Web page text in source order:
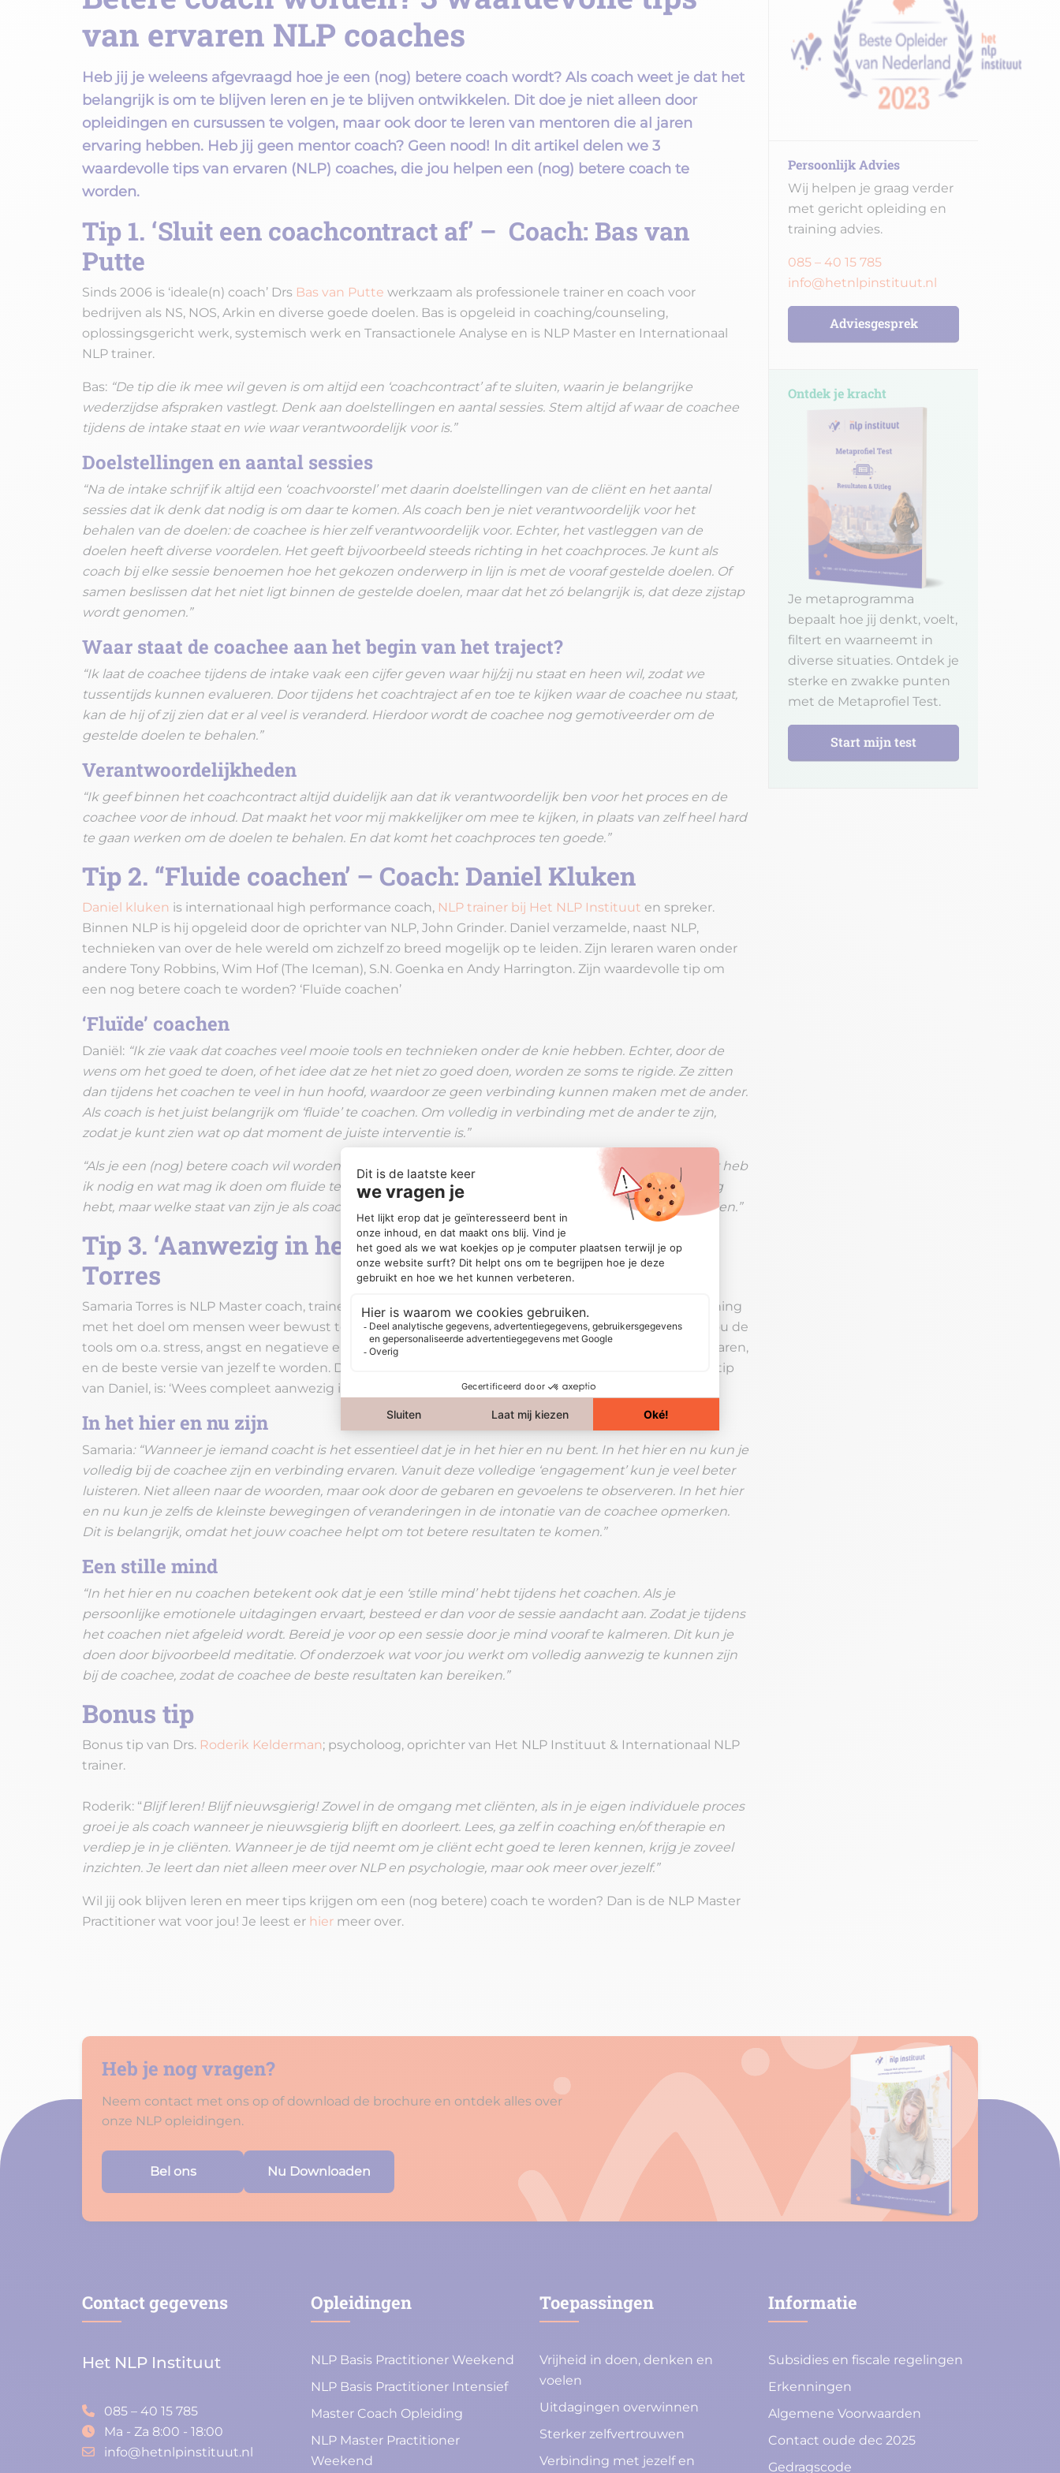
van ervaren NLP coaches
Heb jij je weleens afgevraagd hoe je een (nog) betere coach wordt? Als coach weet je dat het
belangrijk is om te blijven leren en je te blijven ontwikkelen. Dit doe je niet alleen door
opleidingen en cursussen te volgen, maar ook door te leren van mentoren die al jaren
ervaring hebben. Heb jij geen mentor coach? Geen nood! In dit artikel delen we 3
waardevolle tips van ervaren (NLP) coaches, die jou helpen een (nog) betere coach te
worden.
Tip 1. ‘Sluit een coachcontract af’ – Coach: Bas van
Putte
Sinds 2006 is ‘ideale(n) coach’ Drs Bas van Putte werkzaam als professionele trainer en coach voor
bedrijven als NS, NOS, Arkin en diverse goede doelen. Bas is opgeleid in coaching/counseling,
oplossingsgericht werk, systemisch werk en Transactionele Analyse en is NLP Master en Internationaal
NLP trainer.
Bas: “De tip die ik mee wil geven is om altijd een ‘coachcontract’ af te sluiten, waarin je belangrijke
wederzijdse afspraken vastlegt. Denk aan doelstellingen en aantal sessies. Stem altijd af waar de coachee
tijdens de intake staat en wie waar verantwoordelijk voor is.”
Doelstellingen en aantal sessies
“Na de intake schrijf ik altijd een ‘coachvoorstel’ met daarin doelstellingen van de cliënt en het aantal
sessies dat ik denk dat nodig is om daar te komen. Als coach ben je niet verantwoordelijk voor het
behalen van de doelen: de coachee is hier zelf verantwoordelijk voor. Echter, het vastleggen van de
doelen heeft diverse voordelen. Het geeft bijvoorbeeld steeds richting in het coachproces. Je kunt als
coach bij elke sessie benoemen hoe het gekozen onderwerp in lijn is met de vooraf gestelde doelen. Of
samen beslissen dat het niet ligt binnen de gestelde doelen, maar dat het zó belangrijk is, dat deze zijstap
wordt genomen.”
Waar staat de coachee aan het begin van het traject?
“Ik laat de coachee tijdens de intake vaak een cijfer geven waar hij/zij nu staat en heen wil, zodat we
tussentijds kunnen evalueren. Door tijdens het coachtraject af en toe te kijken waar de coachee nu staat,
kan de hij of zij zien dat er al veel is veranderd. Hierdoor wordt de coachee nog gemotiveerder om de
gestelde doelen te behalen.”
Verantwoordelijkheden
“Ik geef binnen het coachcontract altijd duidelijk aan dat ik verantwoordelijk ben voor het proces en de
coachee voor de inhoud. Dat maakt het voor mij makkelijker om mee te kijken, in plaats van zelf heel hard
te gaan werken om de doelen te behalen. En dat komt het coachproces ten goede.”
Tip 2. “Fluide coachen’ – Coach: Daniel Kluken
Daniel kluken is internationaal high performance coach, NLP trainer bij Het NLP Instituut en spreker.
Binnen NLP is hij opgeleid door de oprichter van NLP, John Grinder. Daniel verzamelde, naast NLP,
technieken van over de hele wereld om zichzelf zo breed mogelijk op te leiden. Zijn leraren waren onder
andere Tony Robbins, Wim Hof (The Iceman), S.N. Goenka en Andy Harrington. Zijn waardevolle tip om
een nog betere coach te worden? ‘Fluïde coachen’
‘Fluïde’ coachen
Daniël: “Ik zie vaak dat coaches veel mooie tools en technieken onder de knie hebben. Echter, door de
wens om het goed te doen, of het idee dat ze het niet zo goed doen, worden ze soms te rigide. Ze zitten
dan tijdens het coachen te veel in hun hoofd, waardoor ze geen verbinding kunnen maken met de ander.
Als coach is het juist belangrijk om ‘ fluïde’ te coachen. Om volledig in verbinding met de ander te zijn,
zodat je kunt zien wat op dat moment de juiste interventie is.”
“Als je een (nog) betere coach wil worden, stel jezelf aan het begin van een coachsessie de vraag: “Wat heb
ik nodig en wat mag ik doen om fluïde te coachen? Daarmee bedoel ik dus niet welke kennis je nodig
hebt, maar welke staat van zijn je als coach nodig hebt om het beste voor de coachee te kunnen bieden.”
Tip 3. ‘Aanwezig in het moment’ – Coach: Samaria
Torres
Samaria Torres is NLP Master coach, trainer en public speaker. Ze geeft trainingen, workshop en coaching
met het doel om mensen weer bewust te maken van hun Mind-Body connectie. Als coach leert ze jou de
tools om o.a. stress, angst en negatieve emoties te reduceren, meer innerlijke rust en zelfliefde te ervaren,
en de beste versie van jezelf te worden. De tip die ze jou mee wil geven, en die mooi aanhaakt op de tip
van Daniel, is: ‘Wees compleet aanwezig in het hier en nu.’
In het hier en nu zijn
Samaria: “Wanneer je iemand coacht is het essentieel dat je in het hier en nu bent. In het hier en nu kun je
volledig bij de coachee zijn en verbinding ervaren. Vanuit deze volledige ‘engagement’ kun je veel beter
luisteren. Niet alleen naar de woorden, maar ook door de gebaren en gevoelens te observeren. In het hier
en nu kun je zelfs de kleinste bewegingen of veranderingen in de intonatie van de coachee opmerken.
Dit is belangrijk, omdat het jouw coachee helpt om tot betere resultaten te komen.”
Een stille mind
“In het hier en nu coachen betekent ook dat je een ‘stille mind’ hebt tijdens het coachen. Als je
persoonlijke emotionele uitdagingen ervaart, besteed er dan voor de sessie aandacht aan. Zodat je tijdens
het coachen niet afgeleid wordt. Bereid je voor op een sessie door je mind vooraf te kalmeren. Dit kun je
doen door bijvoorbeeld meditatie. Of onderzoek wat voor jou werkt om volledig aanwezig te kunnen zijn
bij de coachee, zodat de coachee de beste resultaten kan bereiken.”
Bonus tip
Bonus tip van Drs. Roderik Kelderman; psycholoog, oprichter van Het NLP Instituut & Internationaal NLP
trainer.
Roderik: “Blijf leren! Blijf nieuwsgierig! Zowel in de omgang met cliënten, als in je eigen individuele proces
groei je als coach wanneer je nieuwsgierig blijft en doorleert. Lees, ga zelf in coaching en/of therapie en
verdiep je in je cliënten. Wanneer je de tijd neemt om je cliënt echt goed te leren kennen, krijg je zoveel
inzichten. Je leert dan niet alleen meer over NLP en psychologie, maar ook meer over jezelf.”
Wil jij ook blijven leren en meer tips krijgen om een (nog betere) coach te worden? Dan is de NLP Master
Practitioner wat voor jou! Je leest er hier meer over.
Persoonlijk Advies
Wij helpen je graag verder
met gericht opleiding en
training advies.
085 – 40 15 785
info@hetnlpinstituut.nl
Adviesgesprek
Ontdek je kracht
Je metaprogramma
bepaalt hoe jij denkt, voelt,
filtert en waarneemt in
diverse situaties. Ontdek je
sterke en zwakke punten
met de Metaprofiel Test.
Start mijn test
Heb je nog vragen?
Neem contact met ons op of download de brochure en ontdek alles over
onze NLP opleidingen.
Bel ons Nu Downloaden
Contact gegevens
Het NLP Instituut
085 – 40 15 785
Ma - Za 8:00 - 18:00
info@hetnlpinstituut.nl
Opleidingen
NLP Basis Practitioner Weekend
NLP Basis Practitioner Intensief
Master Coach Opleiding
NLP Master Practitioner
Weekend
Toepassingen
Vrijheid in doen, denken en
voelen
Uitdagingen overwinnen
Sterker zelfvertrouwen
Verbinding met jezelf en
Informatie
Subsidies en fiscale regelingen
Erkenningen
Algemene Voorwaarden
Contact oude dec 2025
Gedragscode